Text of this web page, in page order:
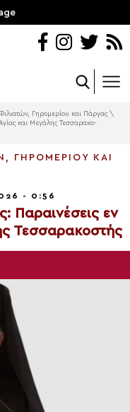
Γηρομερίου και Πάργας \
και Με­γάλης Τεσ­σα­ρα­κο­
ΓΗΡΟΜΕΡΊΟΥ ΚΑΙ
- 0:56
Παραινέσεις εν
Τεσ­σα­ρα­κο­στής